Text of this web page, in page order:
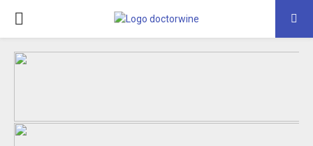
PRIMARY
MENU